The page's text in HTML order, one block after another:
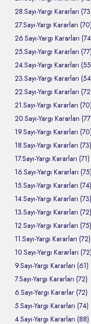
28.Sayı-Yargı Kararları
27.Sayı-Yargı Kararları (70)
26.Sayı-Yargı Kararları
25.Sayı-Yargı Kararları (77)
24.Sayı-Yargı Kararları
23.Sayı-Yargı Kararları
22.Sayı-Yargı Kararları
21.Sayı-Yargı Kararları (70)
20.Sayı-Yargı Kararları
19.Sayı-Yargı Kararları (70)
18.Sayı-Yargı Kararları (73)
17.Sayı-Yargı Kararları (71)
16.Sayı-Yargı Kararları (75)
15.Sayı-Yargı Kararları (74)
14.Sayı-Yargı Kararları (73)
13.Sayı-Yargı Kararları (72)
12.Sayı-Yargı Kararları (75)
11.Sayı-Yargı Kararları (72)
10.Sayı-Yargı Kararları (72)
9.Sayı-Yargı Kararları (61)
7.Sayı-Yargı Kararları (72)
6.Sayı-Yargı Kararlar (72)
5.Sayı-Yargı Kararları (74)
4.Sayı-Yargı Kararları (88)